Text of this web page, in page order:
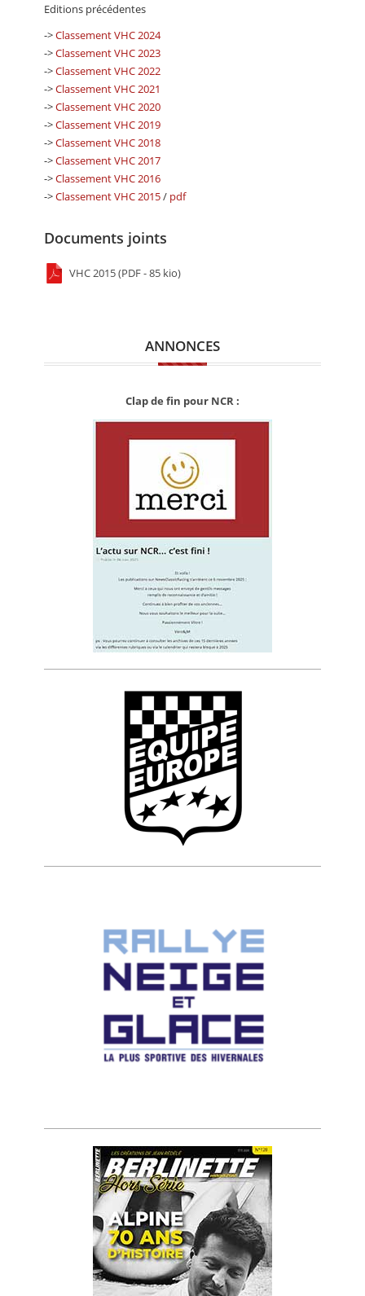
Editions précédentes
->Classement VHC 2024
->Classement VHC 2023
->Classement VHC 2022
->Classement VHC 2021
->Classement VHC 2020
->Classement VHC 2019
->Classement VHC 2018
->Classement VHC 2017
->Classement VHC 2016
->Classement VHC 2015/ pdf
Documents joints
VHC 2015 (PDF - 85 kio)
ANNONCES
Clap de fin pour NCR :